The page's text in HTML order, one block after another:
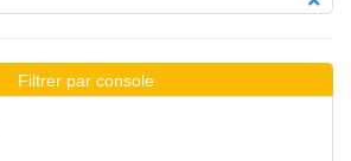
Filtrer par console